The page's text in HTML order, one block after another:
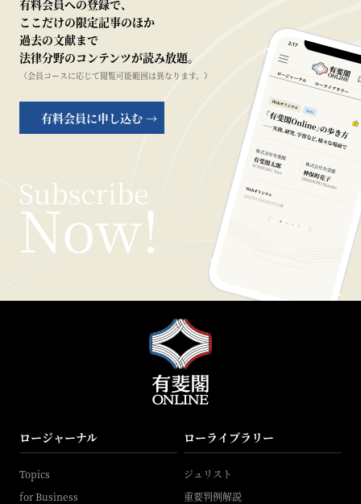
有料会員への登録で、
ここだけの限定記事のほか
過去の文献まで
法律分野のコンテンツが読み放題。
（会員コースに応じて閲覧可能範囲は異なります。）
有料会員に申し込む →
ロージャーナル
Topics
for Business
ローライブラリー
ジュリスト
重要判例解説